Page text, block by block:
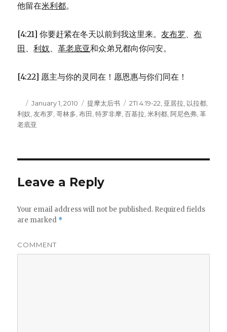
他留在米利都。
[4:21] 你要赶紧在冬天以前到我这里来。友布罗 、布
田 、利奴 、革老底亚和众弟兄都向你问安。
[4:22] 愿主与你的灵同在！愿恩惠与你们同在！
Author
Posted
on
January 1, 2010 Categories
提摩太后书 Tags
2TI 4:19-22 亚居拉 以拉都
利奴 ,友布罗 ,哥林多 ,布田 ,特罗非摩 ,百基拉 ,米利都 ,阿尼色弗 ,革
老底亚
Leave a Reply
Your email address will not be published. Required fields
are marked *
COMMENT